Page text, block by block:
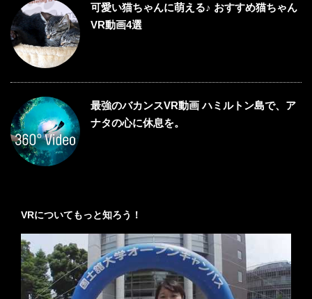
可愛い猫ちゃんに萌える♪ おすすめ猫ちゃん
VR動画4選
最強のバカンスVR動画 ハミルトン島で、ア
ナタの心に休息を。
VRについてもっと知ろう！